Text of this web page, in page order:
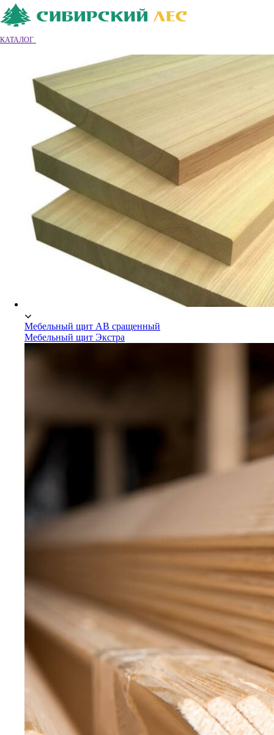
КАТАЛОГ
Мебельный щит АВ сращенный
Мебельный щит Экстра
Ваш городВладимир
| Регистрация
Обратный звонок
Каталог товаров
Мебельный щит Сосна/Ель
Мебельный щит АВ сращенный